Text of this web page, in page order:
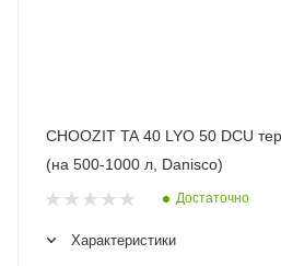
CHOOZIT TA 40 LYO 50 DCU
(на 500-1000 л, Danisco)
Достаточно
Характеристики